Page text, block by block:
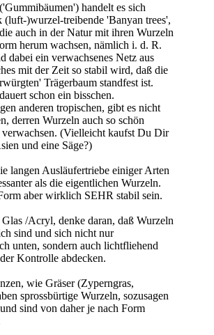
handelt es sich
(luft-)wurzel-treibende 'Banyan trees',
auch in der Natur mit ihren Wurzeln
herum wachsen, nämlich i. d. R.
dabei ein verwachsenes Netz aus
mit der Zeit so stabil wird, daß die
Trägerbaum standfest ist.
schon ein bisschen.
anderen tropischen, gibt es nicht
derren Wurzeln auch so schön
verwachsen. (Vielleicht kaufst Du Dir
und eine Säge?)
langen Ausläufertriebe einiger Arten
als die eigentlichen Wurzeln.
aber wirklich SEHR stabil sein.
/Acryl, denke daran, daß Wurzeln
sind und sich nicht nur
unten, sondern auch lichtfliehend
Kontrolle abdecken.
wie Gräser (Zyperngras,
sprossbürtige Wurzeln, sozusagen
sind von daher je nach Form